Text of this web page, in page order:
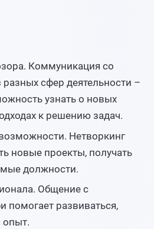
Коммуникация со
сфер деятельности –
узнать о новых
к решению задач.
Нетворкинг
новые проекты, получать
должности.
Общение с
помогает развиваться,
опыт.